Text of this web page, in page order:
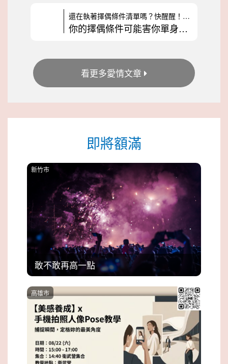
還在執著擇偶條件清單嗎？快醒醒！列出一堆完美條件，不僅可能讓你錯過真
你的擇偶條件可能害你單身？幸福不是靠列清單
看更多愛情文章
即將額滿
敢不敢再高一點
新竹市
高雄市